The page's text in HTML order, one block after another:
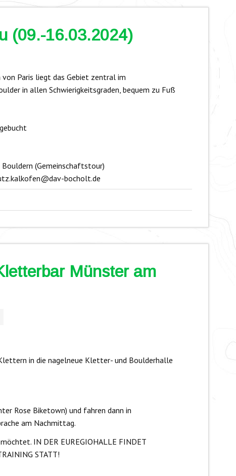
(09.-16.03.2024)
von Paris liegt das Gebiet zentral im
in allen Schwierigkeitsgraden, bequem zu Fuß
(Gemeinschaftstour)
bocholt.de
Münster am
in die nagelneue Kletter- und Boulderhalle
Rose Biketown) und fahren dann in
am Nachmittag.
IN DER EUREGIOHALLE FINDET
STATT!